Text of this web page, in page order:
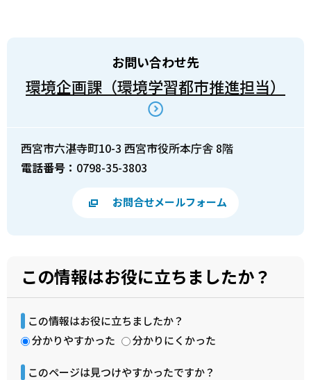
お問い合わせ先
環境企画課（環境学習都市推進担当）
西宮市六湛寺町10-3 西宮市役所本庁舎 8階
電話番号： 0798-35-3803
お問合せメールフォーム
この情報はお役に立ちましたか？
この情報はお役に立ちましたか？
分かりやすかった
分かりにくかった
このページは見つけやすかったですか？